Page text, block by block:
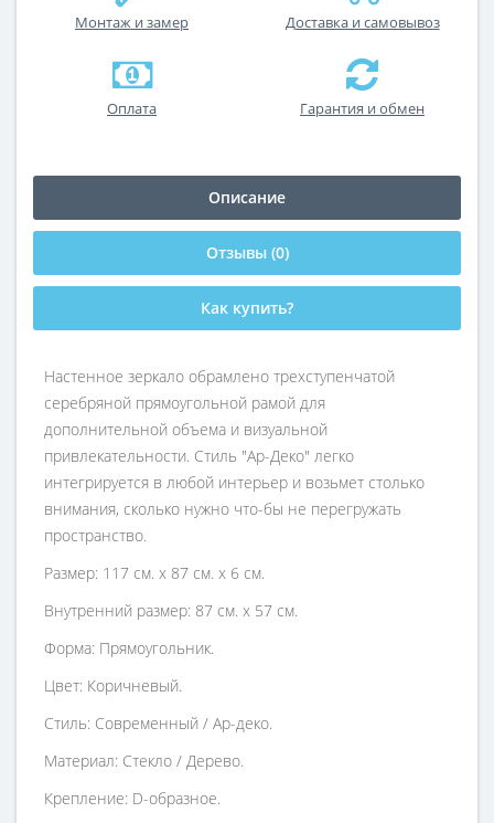
Монтаж и замер Доставка и самовывоз
Оплата Гарантия и обмен
Описание
Отзывы (0)
Как купить?
Настенное зеркало обрамлено трехступенчатой
серебряной прямоугольной рамой для
дополнительной объема и визуальной
привлекательности. Стиль "Ар-Деко" легко
интегрируется в любой интерьер и возьмет столько
внимания, сколько нужно что-бы не перегружать
пространство.
Размер: 117 см. х 87 см. х 6 см.
Внутренний размер: 87 см. х 57 см.
Форма: Прямоугольник.
Цвет: Коричневый.
Стиль: Современный / Ар-деко.
Материал: Стекло / Дерево.
Крепление: D-образное.